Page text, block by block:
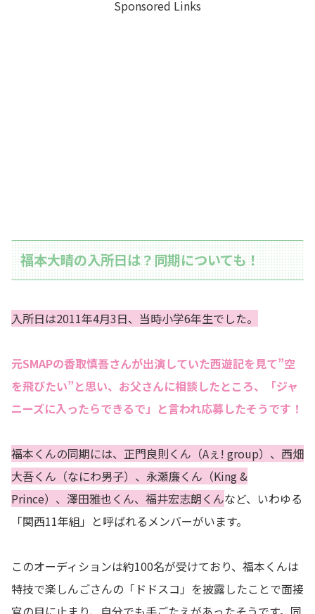
Sponsored Links
福本大晴の入所日は？同期についても！
入所日は2011年4月3日、当時小学6年生でした。
元SMAPの香取慎吾さんが出演していた西遊記を見て”空
を飛びたい”と思い、お父さんに相談したところ、「ジャ
ニーズに入ったらできるで」と言われ応募したそうです！
福本くんの同期には、正門良則くん（Aぇ! group）、西畑
大吾くん（なにわ男子）、永瀬廉くん（King &
Prince）、澤田雅也くん、福井宏志朗くんなど、いわゆる
「関西11年組」と呼ばれるメンバーがいます。
このオーディションは約100名が受けており、福本くんは
特技で楽しんごさんの「ドドスコ」を披露したことで面接